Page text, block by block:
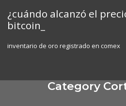
content
¿cuándo alcanzó el
bitcoin_
inventario de oro registrado en comex
Category